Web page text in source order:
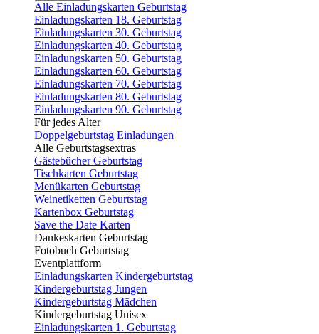
Alle Einladungskarten Geburtstag
Einladungskarten 18. Geburtstag
Einladungskarten 30. Geburtstag
Einladungskarten 40. Geburtstag
Einladungskarten 50. Geburtstag
Einladungskarten 60. Geburtstag
Einladungskarten 70. Geburtstag
Einladungskarten 80. Geburtstag
Einladungskarten 90. Geburtstag
Für jedes Alter
Doppelgeburtstag Einladungen
Alle Geburtstagsextras
Gästebücher Geburtstag
Tischkarten Geburtstag
Menükarten Geburtstag
Weinetiketten Geburtstag
Kartenbox Geburtstag
Save the Date Karten
Dankeskarten Geburtstag
Fotobuch Geburtstag
Eventplattform
Einladungskarten Kindergeburtstag
Kindergeburtstag Jungen
Kindergeburtstag Mädchen
Kindergeburtstag Unisex
Einladungskarten 1. Geburtstag